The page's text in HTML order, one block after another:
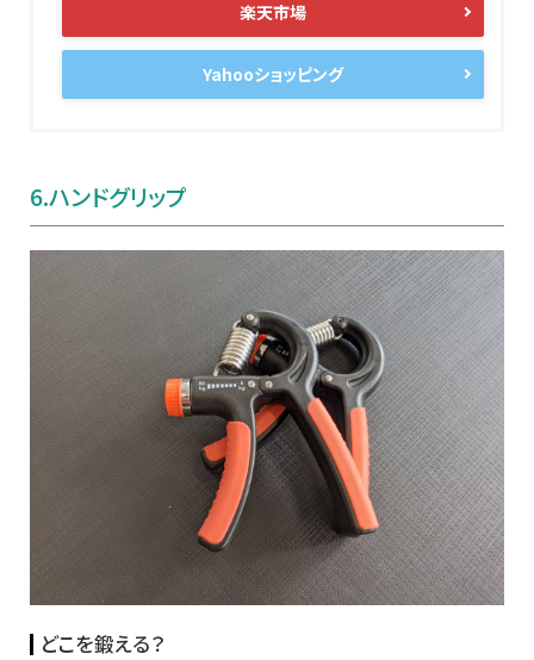
楽天市場
Yahooショッピング
6.ハンドグリップ
どこを鍛える？